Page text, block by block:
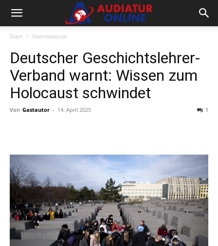
Start International
Deutscher Geschichtslehrer-
Verband warnt: Wissen zum
Holocaust schwindet
Von Gastautor - 14. April 2025 1